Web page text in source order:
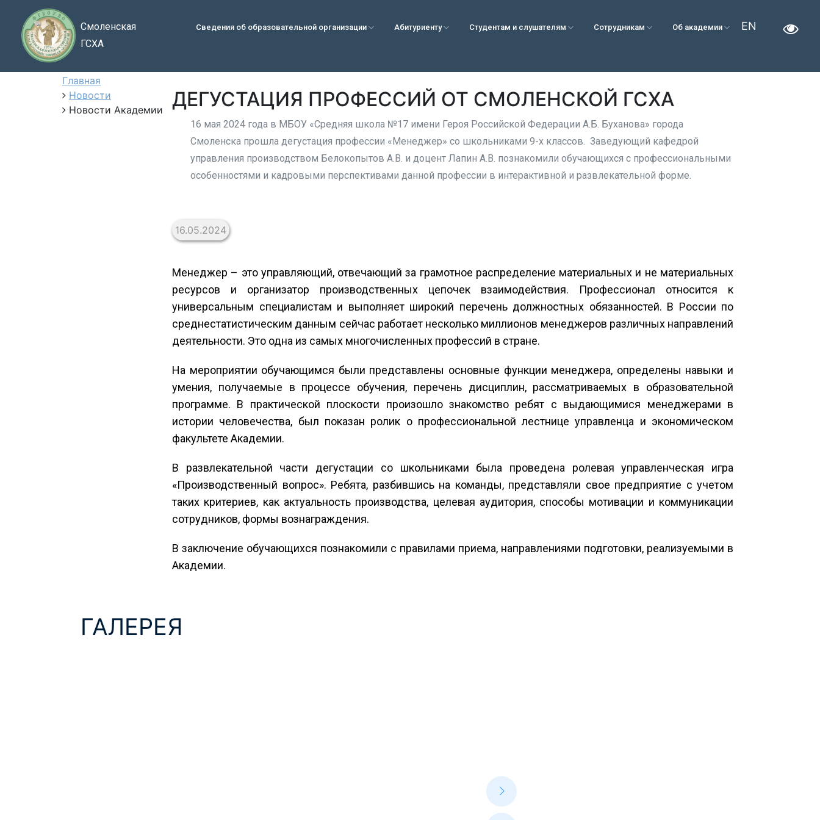
Смоленская
ГСХА
Сведения об образовательной организации Абитуриенту Студентам и слушателям Сотрудникам Об академии EN
Главная
Новости
Новости Академии
ДЕГУСТАЦИЯ ПРОФЕССИЙ ОТ СМОЛЕНСКОЙ ГСХА
16 мая 2024 года в МБОУ «Средняя школа №17 имени Героя Российской Федерации А.Б. Буханова» города
Смоленска прошла дегустация профессии «Менеджер» со школьниками 9-х классов. Заведующий кафедрой
управления производством Белокопытов А.В. и доцент Лапин А.В. познакомили обучающихся с профессиональными
особенностями и кадровыми перспективами данной профессии в интерактивной и развлекательной форме.
16.05.2024
Менеджер – это управляющий, отвечающий за грамотное распределение материальных и не материальных
ресурсов и организатор производственных цепочек взаимодействия. Профессионал относится к
универсальным специалистам и выполняет широкий перечень должностных обязанностей. В России по
среднестатистическим данным сейчас работает несколько миллионов менеджеров различных направлений
деятельности. Это одна из самых многочисленных профессий в стране.
На мероприятии обучающимся были представлены основные функции менеджера, определены навыки и
умения, получаемые в процессе обучения, перечень дисциплин, рассматриваемых в образовательной
программе. В практической плоскости произошло знакомство ребят с выдающимися менеджерами в
истории человечества, был показан ролик о профессиональной лестнице управленца и экономическом
факультете Академии.
В развлекательной части дегустации со школьниками была проведена ролевая управленческая игра
«Производственный вопрос». Ребята, разбившись на команды, представляли свое предприятие с учетом
таких критериев, как актуальность производства, целевая аудитория, способы мотивации и коммуникации
сотрудников, формы вознаграждения.
В заключение обучающихся познакомили с правилами приема, направлениями подготовки, реализуемыми в
Академии.
ГАЛЕРЕЯ